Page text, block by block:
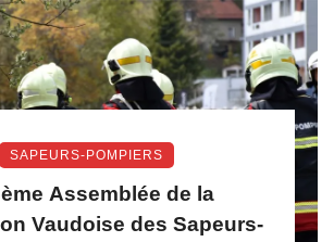
SAPEURS-POMPIERS
Assemblée de la
Vaudoise des Sapeurs-